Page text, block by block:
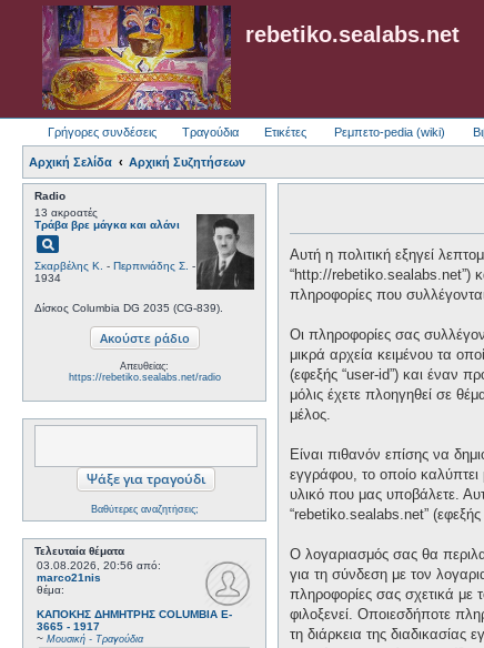
rebetiko.sealabs.net
Γρήγορες συνδέσεις Τραγούδια Ετικέτες Ρεμπετο-pedia (wiki)
Αρχική Σελίδα Αρχική Συζητήσεων
Radio
13 ακροατές
Τράβα βρε μάγκα και αλάνι
pageview
Σκαρβέλης Κ. - Περπινιάδης Σ. -
1934
Δίσκος Columbia DG 2035 (CG-839).
Απευθείας:
https://rebetiko.sealabs.net/radio
Βαθύτερες αναζητήσεις;
Τελευταία θέματα
03.08.2026, 20:56 από:
marco21nis
θέμα:
ΚΑΠΟΚΗΣ ΔΗΜΗΤΡΗΣ COLUMBIA E-
3665 - 1917
~ Μουσική - Τραγούδια
Αυτή η πολιτική εξηγεί
“http://rebetiko.sealabs.net”)
πληροφορίες που
Οι πληροφορίες σας
μικρά αρχεία κειμένου τα
(εφεξής “user-id”) και έναν
μόλις έχετε πλοηγηθεί σε
μέλος.
Είναι πιθανόν επίσης να
εγγράφου, το οποίο καλύπτει
υλικό που μας υποβάλετε.
“rebetiko.sealabs.net” (εφεξής
Ο λογαριασμός σας θα
για τη σύνδεση με τον
πληροφορίες σας σχετικά
φιλοξενεί. Οποιεσδήποτε
τη διάρκεια της διαδικασίας